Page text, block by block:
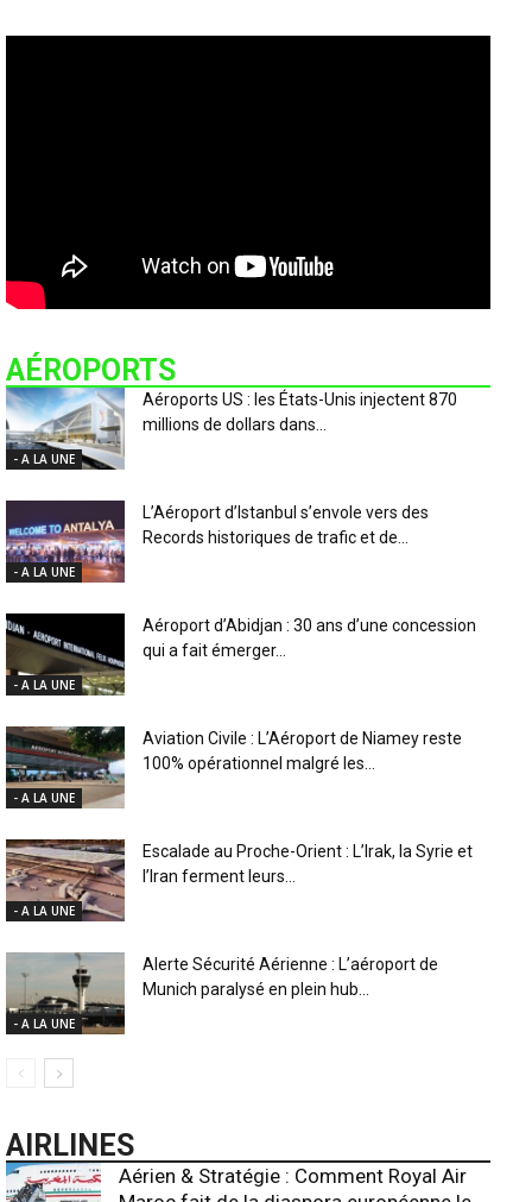
AÉROPORTS
- A LA UNE
Aéroports US : les États-Unis injectent 870
millions de dollars dans...
- A LA UNE
L’Aéroport d’Istanbul s’envole vers des
Records historiques de trafic et de...
- A LA UNE
Aéroport d’Abidjan : 30 ans d’une concession
qui a fait émerger...
- A LA UNE
Aviation Civile : L’Aéroport de Niamey reste
100% opérationnel malgré les...
- A LA UNE
Escalade au Proche-Orient : L’Irak, la Syrie et
l’Iran ferment leurs...
- A LA UNE
Alerte Sécurité Aérienne : L’aéroport de
Munich paralysé en plein hub...
AIRLINES
Aérien & Stratégie : Comment Royal Air